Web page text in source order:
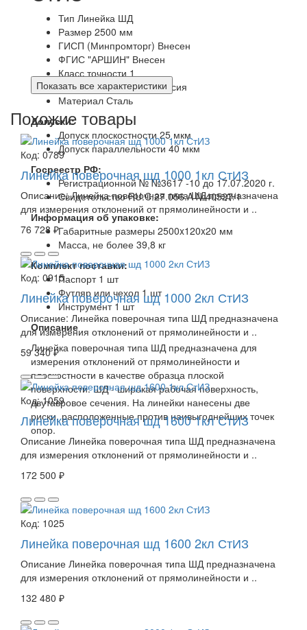
Тип Линейка ШД
Размер 2500 мм
ГИСП (Минпромторг) Внесен
ФГИС "АРШИН" Внесен
Класс точности 1
Производитель СтИЗ Россия
Материал Сталь
Допуски:
Допуск плоскостности 25 мкм
Допуск параллельности 40 мкм
Госреестр РФ:
Регистрационной № №3617 -10 до 17.07.2020 г.
Свидетельство RU.C.27.056.A №40527/1
Информация об упаковке:
Габаритные размеры 2500x120x20 мм
Масса, не более 39,8 кг
Комплект поставки:
Паспорт 1 шт
Футляр или чехол 1 шт
Инструмент 1 шт
Описание
Линейка поверочная типа ШД предназначена для
измерения отклонений от прямолинейности и
плоскостности в качестве образца плоской
поверхности. ШД - широкая рабочая поверхность,
двутавровое сечения. На линейки нанесены две
риски, расположенные против наивыгоднейших точек
опор.
Показать все характеристики
Похожие товары
Код: 0789
Линейка поверочная шд 1000 1кл СтИЗ
Описание: Линейка поверочная типа ШД предназначена
для измерения отклонений от прямолинейности и ..
76 728 ₽
Код: 0915
Линейка поверочная шд 1000 2кл СтИЗ
Описание: Линейка поверочная типа ШД предназначена
для измерения отклонений от прямолинейности и ..
59 340 ₽
Код:1059
Линейка поверочная шд 1600 1кл СтИЗ
Описание Линейка поверочная типа ШД предназначена
для измерения отклонений от прямолинейности и ..
172 500 ₽
Код: 1025
Линейка поверочная шд 1600 2кл СтИЗ
Описание Линейка поверочная типа ШД предназначена
для измерения отклонений от прямолинейности и ..
132 480 ₽